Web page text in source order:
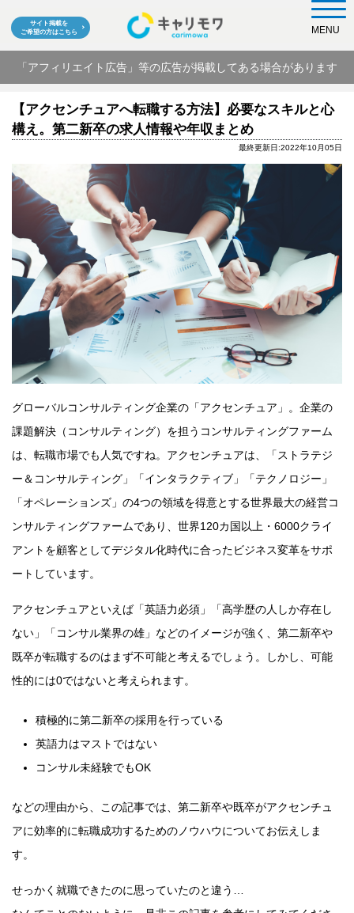
サイト掲載を
ご希望の方はこちら
「アフィリエイト広告」等の広告が掲載してある場合があります
MENU
【アクセンチュアへ転職する方法】必要なスキルと心
構え。第二新卒の求人情報や年収まとめ
最終更新日:2022年10月05日
グローバルコンサルティング企業の「アクセンチュア」。企業の
課題解決（コンサルティング）を担うコンサルティングファーム
は、転職市場でも人気ですね。アクセンチュアは、「ストラテジ
ー＆コンサルティング」「インタラクティブ」「テクノロジー」
「オペレーションズ」の4つの領域を得意とする世界最大の経営コ
ンサルティングファームであり、世界120カ国以上・6000クライ
アントを顧客としてデジタル化時代に合ったビジネス変革をサポ
ートしています。
アクセンチュアといえば「英語力必須」「高学歴の人しか存在し
ない」「コンサル業界の雄」などのイメージが強く、第二新卒や
既卒が転職するのはまず不可能と考えるでしょう。しかし、可能
性的には0ではないと考えられます。
積極的に第二新卒の採用を行っている
英語力はマストではない
コンサル未経験でもOK
などの理由から、この記事では、第二新卒や既卒がアクセンチュ
アに効率的に転職成功するためのノウハウについてお伝えしま
す。
せっかく就職できたのに思っていたのと違う…